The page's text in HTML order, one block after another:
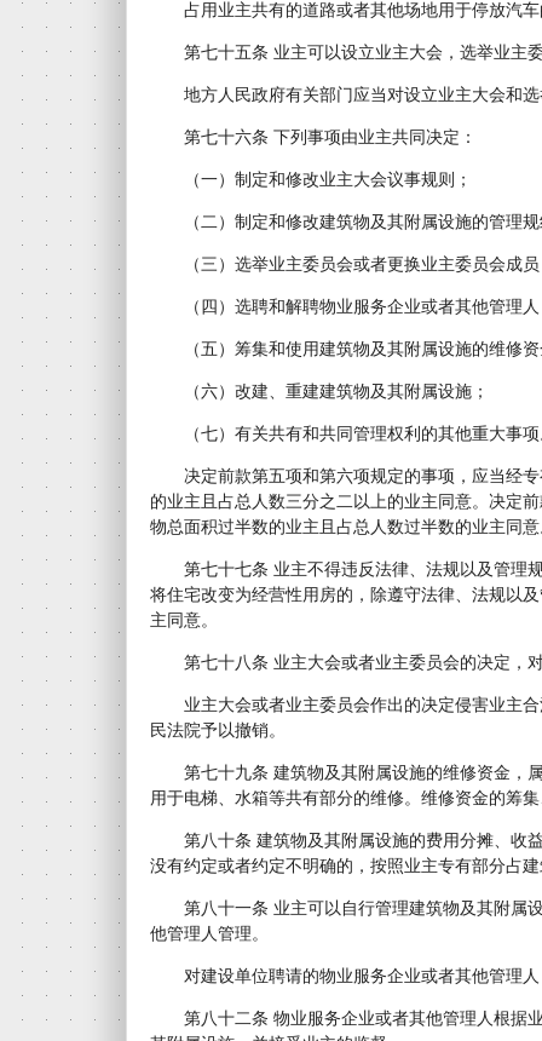
占用业主共有的道路或者其他场地用于停放汽车
第七十五条 业主可以设立业主大会，选举业主
地方人民政府有关部门应当对设立业主大会和选
第七十六条 下列事项由业主共同决定：
（一）制定和修改业主大会议事规则；
（二）制定和修改建筑物及其附属设施的管理规
（三）选举业主委员会或者更换业主委员会成员
（四）选聘和解聘物业服务企业或者其他管理人
（五）筹集和使用建筑物及其附属设施的维修资
（六）改建、重建建筑物及其附属设施；
（七）有关共有和共同管理权利的其他重大事项
决定前款第五项和第六项规定的事项，应当经专
的业主且占总人数三分之二以上的业主同意。决定
物总面积过半数的业主且占总人数过半数的业主同
第七十七条 业主不得违反法律、法规以及管理
将住宅改变为经营性用房的，除遵守法律、法规以
主同意。
第七十八条 业主大会或者业主委员会的决定，
业主大会或者业主委员会作出的决定侵害业主合
民法院予以撤销。
第七十九条 建筑物及其附属设施的维修资金，
用于电梯、水箱等共有部分的维修。维修资金的筹
第八十条 建筑物及其附属设施的费用分摊、收
没有约定或者约定不明确的，按照业主专有部分占
第八十一条 业主可以自行管理建筑物及其附属
他管理人管理。
对建设单位聘请的物业服务企业或者其他管理人
第八十二条 物业服务企业或者其他管理人根据